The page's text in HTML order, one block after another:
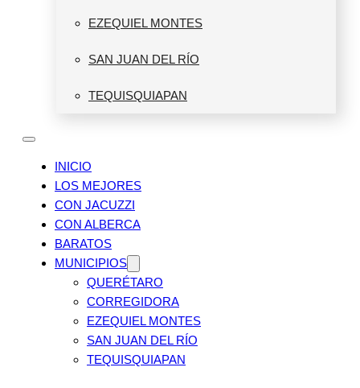
EZEQUIEL MONTES
SAN JUAN DEL RÍO
TEQUISQUIAPAN
INICIO
LOS MEJORES
CON JACUZZI
CON ALBERCA
BARATOS
MUNICIPIOS
QUERÉTARO
CORREGIDORA
EZEQUIEL MONTES
SAN JUAN DEL RÍO
TEQUISQUIAPAN